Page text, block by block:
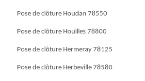
Pose de clôture Houdan 78550
Pose de clôture Houilles 78800
Pose de clôture Hermeray 78125
Pose de clôture Herbeville 78580